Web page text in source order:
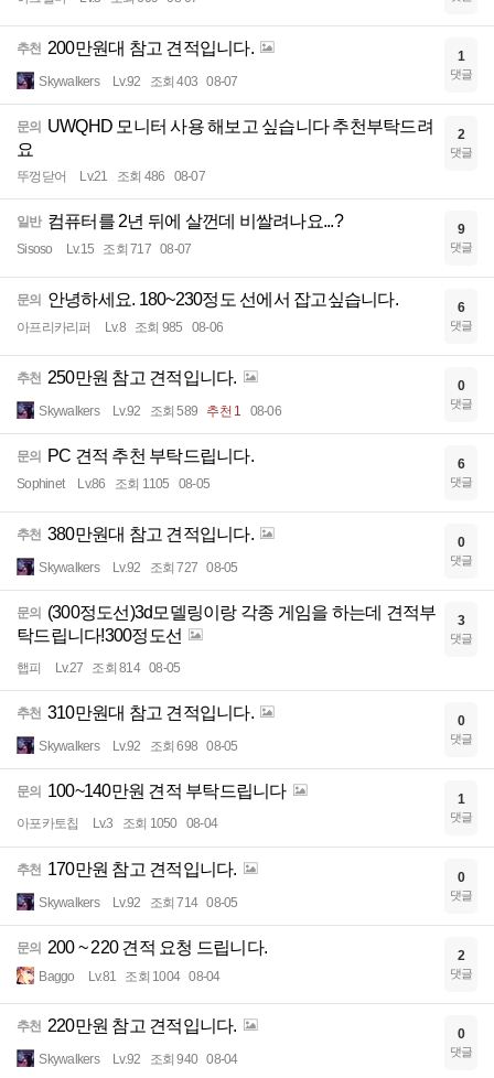
추천 200만원대 참고 견적입니다.
Skywalkers Lv.92 조회 403 08-07
1
댓글
문의 UWQHD 모니터 사용 해보고 싶습니다 추천부탁드려
요
뚜껑닫어 Lv.21 조회 486 08-07
2
댓글
일반 컴퓨터를 2년 뒤에 살껀데 비쌀려나요...?
Sisoso Lv.15 조회 717 08-07
9
댓글
문의 안녕하세요. 180~230정도 선에서 잡고싶습니다.
아프리카리퍼 Lv.8 조회 985 08-06
6
댓글
추천 250만원 참고 견적입니다.
Skywalkers Lv.92 조회 589 추천 1 08-06
0
댓글
문의 PC 견적 추천 부탁드립니다.
Sophinet Lv.86 조회 1105 08-05
6
댓글
추천 380만원대 참고 견적입니다.
Skywalkers Lv.92 조회 727 08-05
0
댓글
문의 (300정도선)3d모델링이랑 각종 게임을 하는데 견적부
탁드립니다!300정도선
햅피 Lv.27 조회 814 08-05
3
댓글
추천 310만원대 참고 견적입니다.
Skywalkers Lv.92 조회 698 08-05
0
댓글
문의 100~140만원 견적 부탁드립니다
아포카토칩 Lv.3 조회 1050 08-04
1
댓글
추천 170만원 참고 견적입니다.
Skywalkers Lv.92 조회 714 08-05
0
댓글
문의 200 ~ 220 견적 요청 드립니다.
Baggo Lv.81 조회 1004 08-04
2
댓글
추천 220만원 참고 견적입니다.
Skywalkers Lv.92 조회 940 08-04
0
댓글